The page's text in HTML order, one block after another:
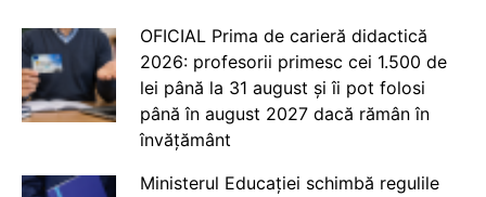
OFICIAL Prima de carieră didactică
2026: profesorii primesc cei 1.500 de
lei până la 31 august și îi pot folosi
până în august 2027 dacă rămân în
învățământ
Ministerul Educației schimbă regulile